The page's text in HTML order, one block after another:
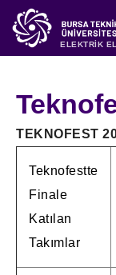
ELEKTRİK
TEKNOFEST
Teknofestte
Finale
Katılan
Takımlar